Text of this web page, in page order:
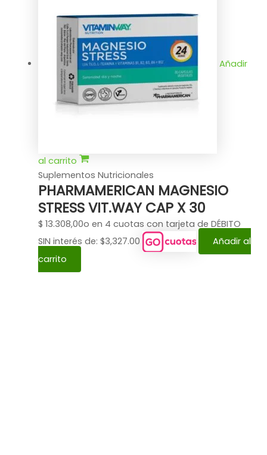
Añadir
al carrito
Suplementos Nutricionales
PHARMAMERICAN MAGNESIO
STRESS VIT.WAY CAP X 30
$ 13.308,00o en 4 cuotas con tarjeta de DÉBITO
SIN interés de: $3,327.00
Añadir al
carrito